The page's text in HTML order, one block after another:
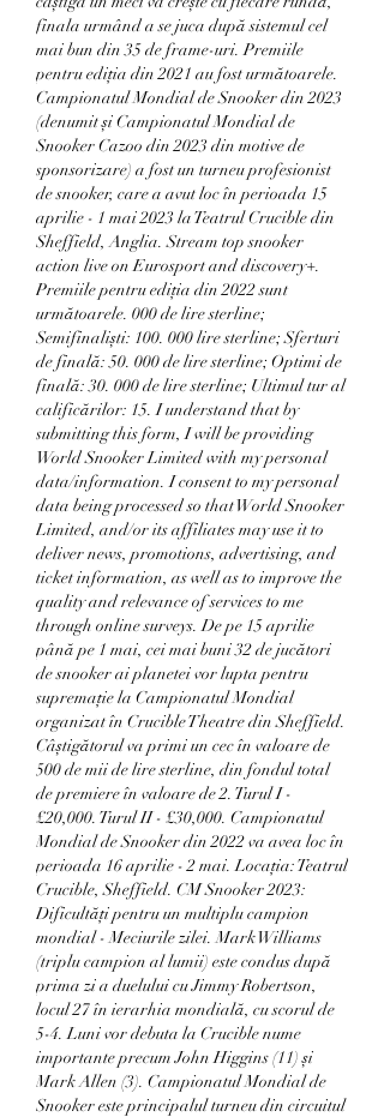
finala urmând a se juca după sistemul cel
mai bun din 35 de frame-uri. Premiile
pentru ediția din 2021 au fost următoarele.
Campionatul Mondial de Snooker din 2023
(denumit și Campionatul Mondial de
Snooker Cazoo din 2023 din motive de
sponsorizare) a fost un turneu profesionist
de snooker, care a avut loc în perioada 15
aprilie - 1 mai 2023 la Teatrul Crucible din
Sheffield, Anglia. Stream top snooker
action live on Eurosport and discovery+.
Premiile pentru ediția din 2022 sunt
următoarele. 000 de lire sterline;
Semifinaliști: 100. 000 lire sterline; Sferturi
de finală: 50. 000 de lire sterline; Optimi de
finală: 30. 000 de lire sterline; Ultimul tur al
calificărilor: 15. I understand that by
submitting this form, I will be providing
World Snooker Limited with my personal
data/information. I consent to my personal
data being processed so that World Snooker
Limited, and/or its affiliates may use it to
deliver news, promotions, advertising, and
ticket information, as well as to improve the
quality and relevance of services to me
through online surveys. De pe 15 aprilie
până pe 1 mai, cei mai buni 32 de jucători
de snooker ai planetei vor lupta pentru
supremație la Campionatul Mondial
organizat în Crucible Theatre din Sheffield.
Câștigătorul va primi un cec în valoare de
500 de mii de lire sterline, din fondul total
de premiere în valoare de 2. Turul I -
£20,000. Turul II - £30,000. Campionatul
Mondial de Snooker din 2022 va avea loc în
perioada 16 aprilie - 2 mai. Locația: Teatrul
Crucible, Sheffield. CM Snooker 2023:
Dificultăți pentru un multiplu campion
mondial - Meciurile zilei. Mark Williams
(triplu campion al lumii) este condus după
prima zi a duelului cu Jimmy Robertson,
locul 27 în ierarhia mondială, cu scorul de
5-4. Luni vor debuta la Crucible nume
importante precum John Higgins (11) și
Mark Allen (3). Campionatul Mondial de
Snooker este principalul turneu din circuitul